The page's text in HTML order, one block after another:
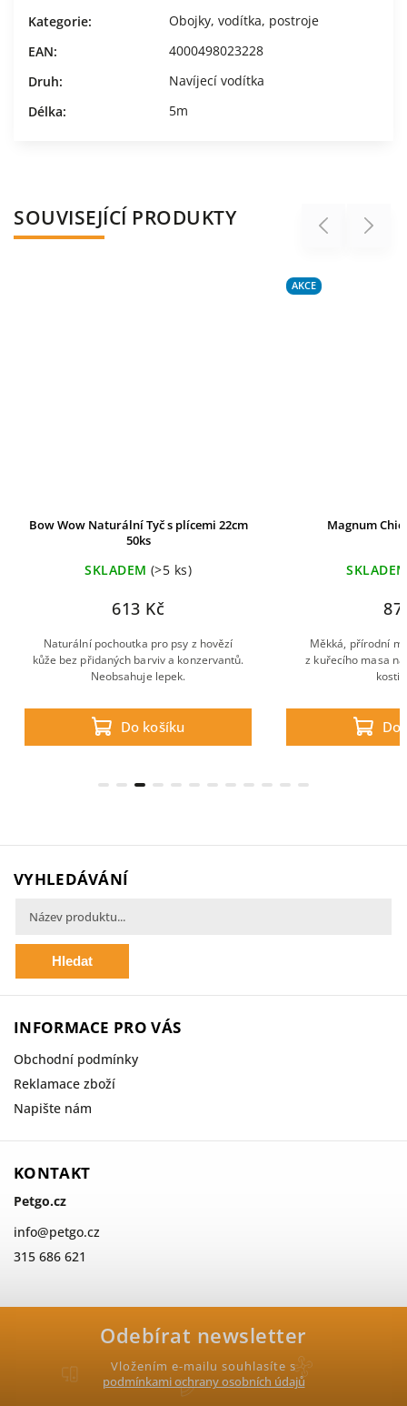
Kategorie:
Obojky, vodítka, postroje
EAN:
4000498023228
Druh:
Navíjecí vodítka
Délka: 5m
SOUVISEJÍCÍ PRODUKTY Previous
Bow Wow Naturální Tyč s plícemi 22cm
50ks
SKLADEM (>5 ks)
613 Kč
Do košíku
Naturální pochoutka pro psy z hovězí
kůže bez přidaných barviv a konzervantů.
Neobsahuje lepek.
AKCE
Magnum
87
Do
Měkká, přírodní
z kuřecího masa
Next
Odebírat newsletter
Vložením e-mailu souhlasíte s
podmínkami ochrany osobních údajů
VYHLEDÁVÁNÍ
Hledat
INFORMACE PRO VÁS
Obchodní podmínky
Reklamace zboží
Napište nám
KONTAKT
Petgo.cz
info@petgo.cz
315 686 621